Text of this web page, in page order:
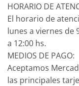
HORARIO DE
El horario de
lunes a viernes de
a 12:00 hs.
MEDIOS DE PAGO:
Aceptamos
las principales